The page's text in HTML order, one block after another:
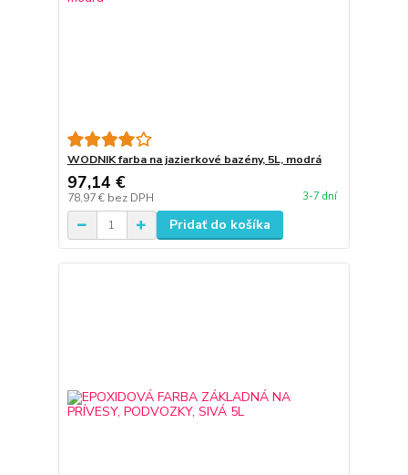
WODNIK farba na jazierkové bazény, 5L, modrá
97,14 €
78,97 € bez DPH 3-7 dní
Pridať do košíka